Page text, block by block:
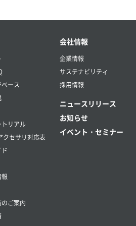
ース
リアル
クセサリ対応表
ご案内
会社情報
企業情報
サステナビリティ
採用情報
ニュースリリース
お知らせ
イベント・セミナー